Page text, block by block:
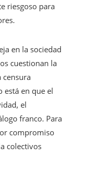
riesgoso para
en la sociedad
cuestionan la
censura
está en que el
el
franco. Para
compromiso
colectivos